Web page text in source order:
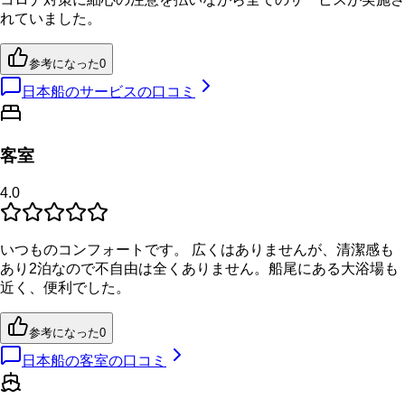
れていました。
参考になった0
日本船のサービスの口コミ
客室
4.0
いつものコンフォートです。 広くはありませんが、清潔感も
あり2泊なので不自由は全くありません。船尾にある大浴場も
近く、便利でした。
参考になった0
日本船の客室の口コミ